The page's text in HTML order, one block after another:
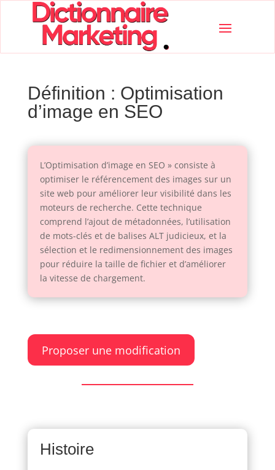
Définition : Optimisation
d’image en SEO
L’Optimisation d’image en SEO » consiste à
optimiser le référencement des images sur un
site web pour améliorer leur visibilité dans les
moteurs de recherche. Cette technique
comprend l’ajout de métadonnées, l’utilisation
de mots-clés et de balises ALT judicieux, et la
sélection et le redimensionnement des images
pour réduire la taille de fichier et d’améliorer
la vitesse de chargement.
Proposer une modification
Histoire